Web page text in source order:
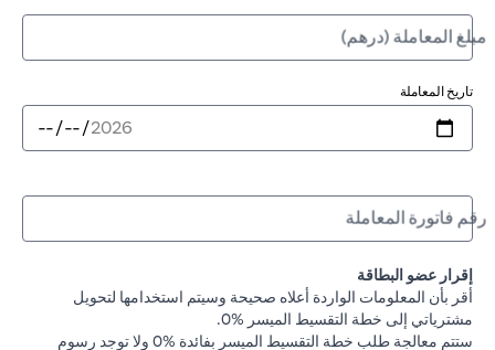
مبلغ المعاملة (درهم)
تاريخ المعاملة
رقم فاتورة المعاملة
إقرار عضو البطاقة
أقر بأن المعلومات الواردة أعلاه صحيحة وسيتم استخدامها لتحويل
مشترياتي إلى خطة التقسيط الميسر %0.
ستتم معالجة طلب خطة التقسيط الميسر بفائدة %0 ولا توجد رسوم